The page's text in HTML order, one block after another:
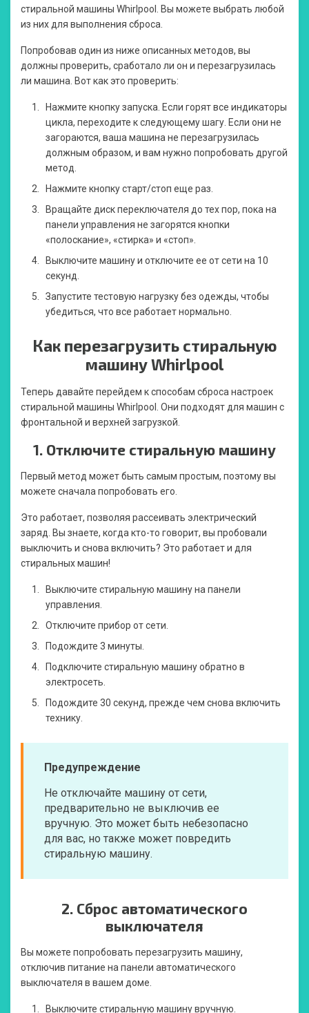
стиральной машины Whirlpool. Вы можете выбрать любой
из них для выполнения сброса.
Попробовав один из ниже описанных методов, вы
должны проверить, сработало ли он и перезагрузилась
ли машина. Вот как это проверить:
Нажмите кнопку запуска. Если горят все индикаторы
цикла, переходите к следующему шагу. Если они не
загораются, ваша машина не перезагрузилась
должным образом, и вам нужно попробовать другой
метод.
Нажмите кнопку старт/стоп еще раз.
Вращайте диск переключателя до тех пор, пока на
панели управления не загорятся кнопки
«полоскание», «стирка» и «стоп».
Выключите машину и отключите ее от сети на 10
секунд.
Запустите тестовую нагрузку без одежды, чтобы
убедиться, что все работает нормально.
Как перезагрузить стиральную
машину Whirlpool
Теперь давайте перейдем к способам сброса настроек
стиральной машины Whirlpool. Они подходят для машин с
фронтальной и верхней загрузкой.
1. Отключите стиральную машину
Первый метод может быть самым простым, поэтому вы
можете сначала попробовать его.
Это работает, позволяя рассеивать электрический
заряд. Вы знаете, когда кто-то говорит, вы пробовали
выключить и снова включить? Это работает и для
стиральных машин!
Выключите стиральную машину на панели
управления.
Отключите прибор от сети.
Подождите 3 минуты.
Подключите стиральную машину обратно в
электросеть.
Подождите 30 секунд, прежде чем снова включить
технику.
Предупреждение
Не отключайте машину от сети,
предварительно не выключив ее
вручную. Это может быть небезопасно
для вас, но также может повредить
стиральную машину.
2. Сброс автоматического
выключателя
Вы можете попробовать перезагрузить машину,
отключив питание на панели автоматического
выключателя в вашем доме.
Выключите стиральную машину вручную.